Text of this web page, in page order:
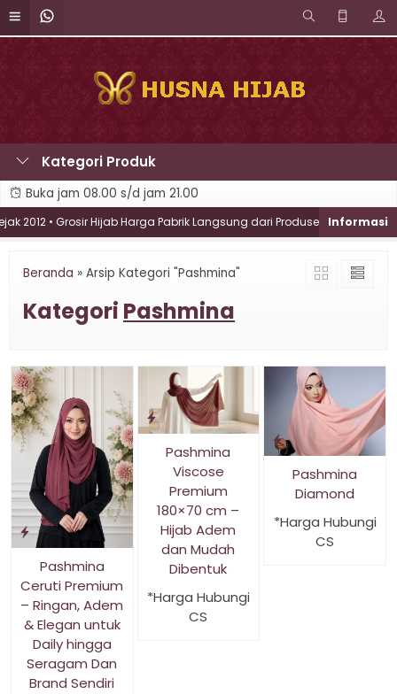
Kategori Produk
Buka jam 08.00 s/d jam 21.00
2012 • Grosir Hijab Harga Pabrik Langsung dari Produsen • Melayani
Beranda » Arsip Kategori "Pashmina"
Kategori Pashmina
Pashmina
Ceruti Premium
– Ringan, Adem
& Elegan untuk
Daily hingga
Seragam Dan
Brand Sendiri
Pashmina
Viscose
Premium
180×70 cm –
Hijab Adem
dan Mudah
Dibentuk
*Harga Hubungi
CS
Pashmina
Diamond
*Harga Hubungi
CS